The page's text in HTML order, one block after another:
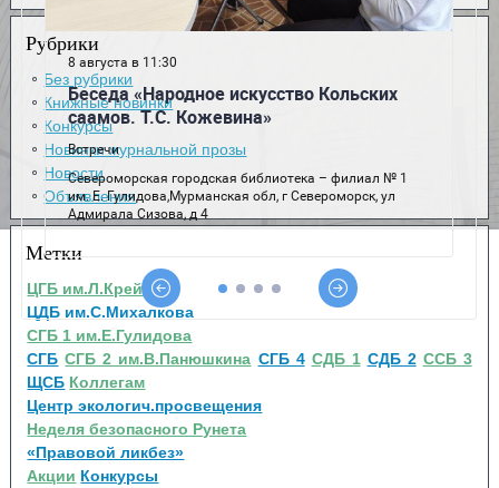
Рубрики
Без рубрики
Книжные новинки
Конкурсы
Новинки журнальной прозы
Новости
Объявления
Метки
ЦГБ им.Л.Крейна
ЦДБ им.С.Михалкова
СГБ 1 им.Е.Гулидова
СГБ СГБ 2 им.В.Панюшкина СГБ 4 СДБ 1 СДБ 2 ССБ 3
ЩСБ Коллегам
Центр экологич.просвещения
Неделя безопасного Рунета
«Правовой ликбез»
Акции Конкурсы